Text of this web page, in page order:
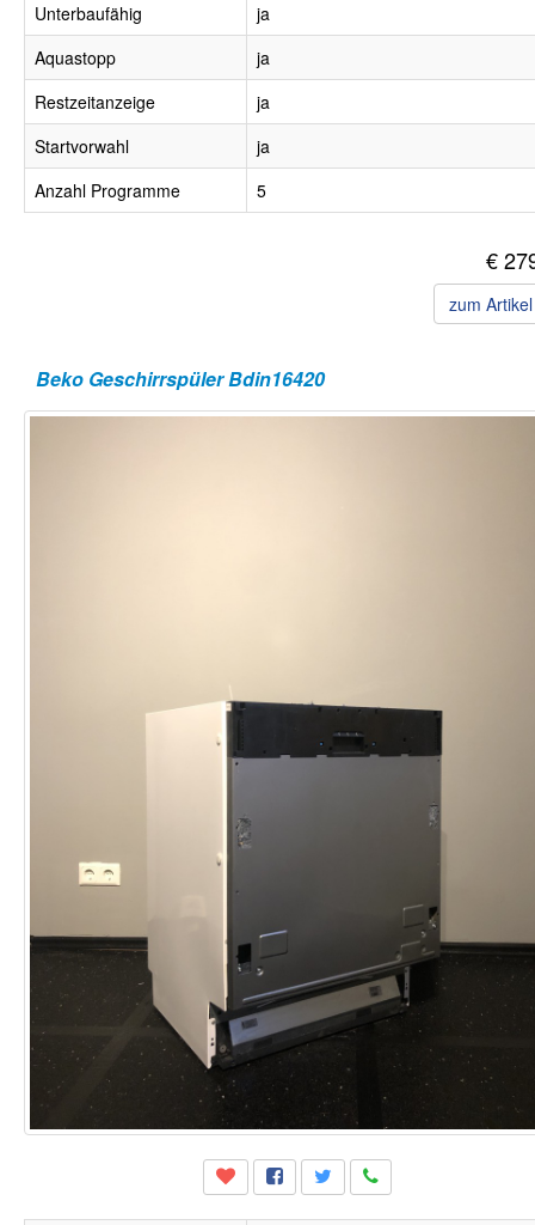
Unterbaufähig
ja
Aquastopp
ja
Restzeitanzeige
ja
Startvorwahl
ja
Anzahl Programme
5
€
zum
Beko Geschirrspüler Bdin16420